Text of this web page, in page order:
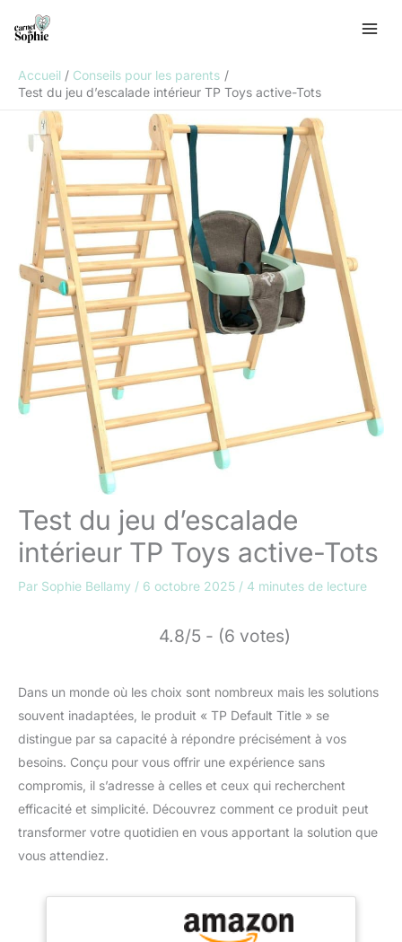
Accueil
Conseils pour les parents
Test du jeu d’escalade intérieur TP Toys active-Tots
Test du jeu d’escalade
intérieur TP Toys active-Tots
Par Sophie Bellamy / 6 octobre 2025 / 4 minutes de lecture
4.8/5 - (6 votes)
Dans un monde où les choix sont nombreux mais les solutions
souvent inadaptées, le produit « TP Default Title » se
distingue par sa capacité à répondre précisément à vos
besoins. Conçu pour vous offrir une expérience sans
compromis, il s’adresse à celles et ceux qui recherchent
efficacité et simplicité. Découvrez comment ce produit peut
transformer votre quotidien en vous apportant la solution que
vous attendiez.
e
h